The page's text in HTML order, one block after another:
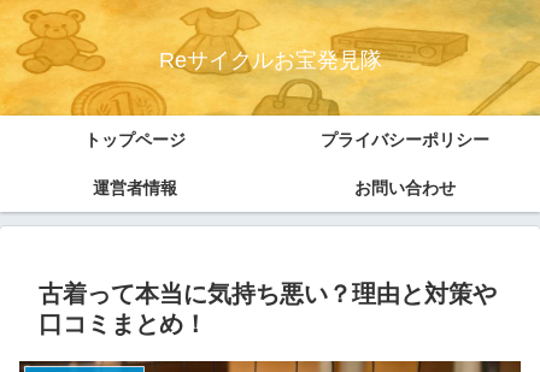
Reサイクルお宝発見隊
トップページ プライバシーポリシー
運営者情報 お問い合わせ
古着って本当に気持ち悪い？理由と対策や
口コミまとめ！